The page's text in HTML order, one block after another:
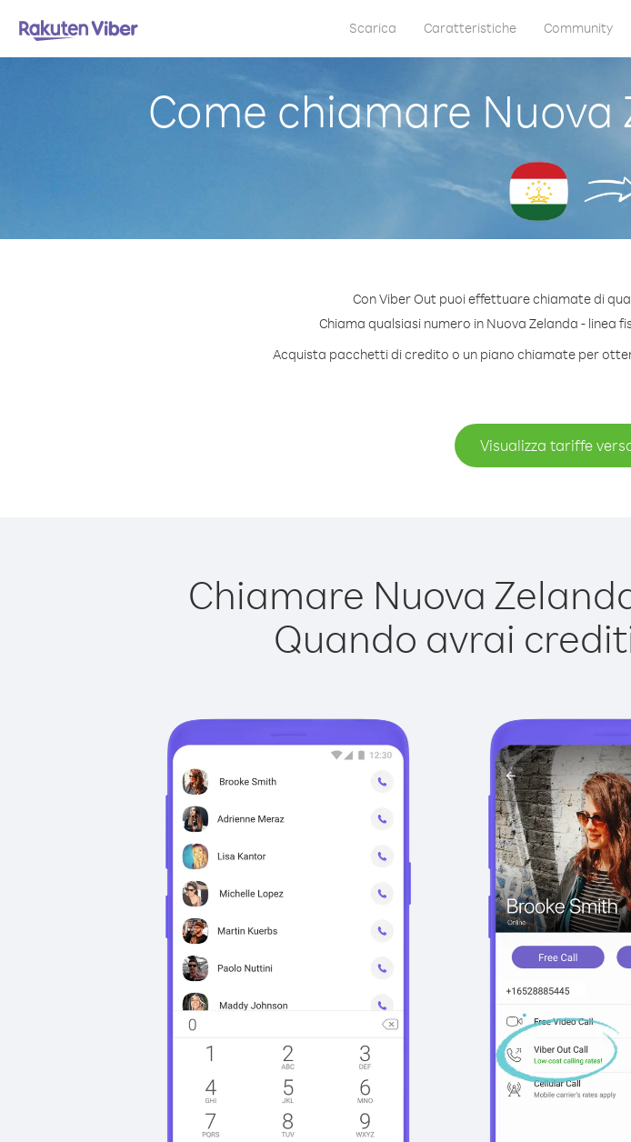
Scarica Caratteristiche Community
Come chiamare
Con Viber Out puoi effettuare chiamate di
Chiama qualsiasi numero in Nuova Zelanda - linea
Acquista pacchetti di credito o un piano chiamate per
Visualizza tariffe
Chiamare Nuova
Quando avrai